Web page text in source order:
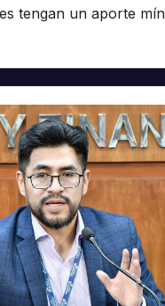
tengan un aporte